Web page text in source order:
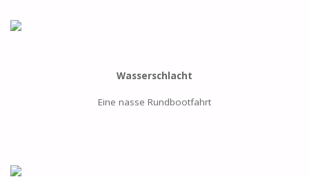
Wasserschlacht
Eine nasse Rundbootfahrt